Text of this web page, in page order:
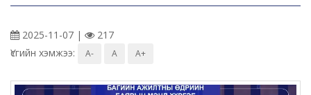
2025-11-07 |
217
Үсгийн хэмжээ:
A- A A+